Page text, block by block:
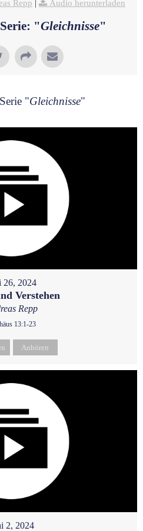
Repp | Audio herunterladen
"Gleichnisse"
"Gleichnisse"
26, 2024
Verstehen
Repp
13:1-23
Anhören
2, 2024